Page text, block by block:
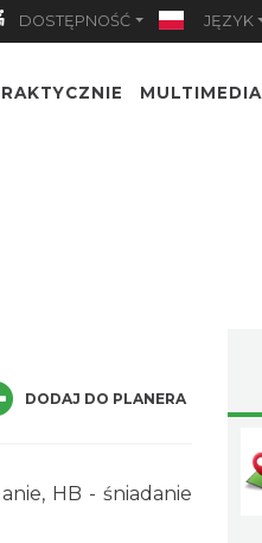
DOSTĘPNOŚĆ JĘZYK
MULTIMEDIA
DODAJ DO PLANERA
HB - śniadanie